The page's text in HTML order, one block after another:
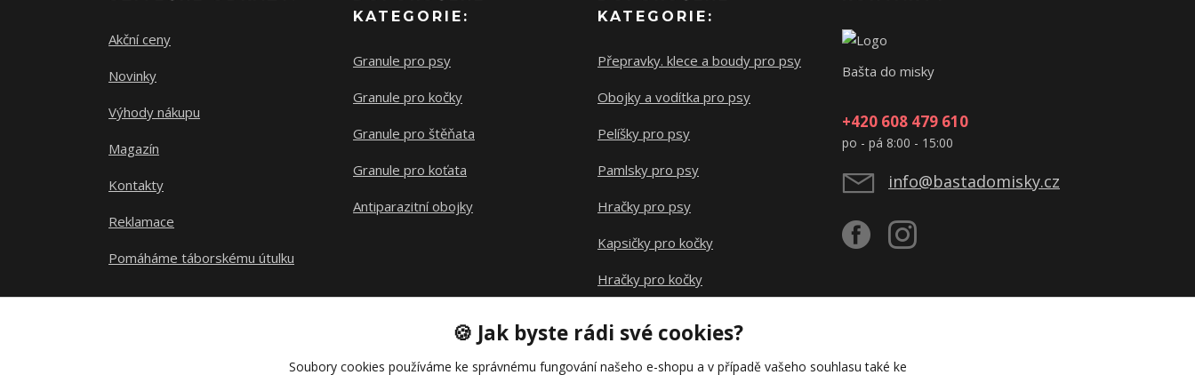
Akční ceny
Novinky
Výhody nákupu
Magazín
Kontakty
Reklamace
Pomáháme táborskému útulku
KATEGORIE:
Granule pro psy
Granule pro kočky
Granule pro štěňata
Granule pro koťata
Antiparazitní obojky
KATEGORIE:
Přepravky. klece a boudy pro psy
Obojky a vodítka pro psy
Pelíšky pro psy
Pamlsky pro psy
Hračky pro psy
Kapsičky pro kočky
Hračky pro kočky
Bašta do misky
+420 608 479 610
po - pá 8:00 - 15:00
info@bastadomisky.cz
🍪 Jak byste rádi své cookies?
Soubory cookies používáme ke správnému fungování našeho e-shopu a v případě vašeho souhlasu také ke